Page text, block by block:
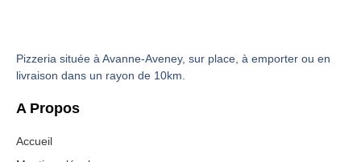
Pizzeria située à Avanne-Aveney, sur place, à emporter ou en
livraison dans un rayon de 10km.
A Propos
Accueil